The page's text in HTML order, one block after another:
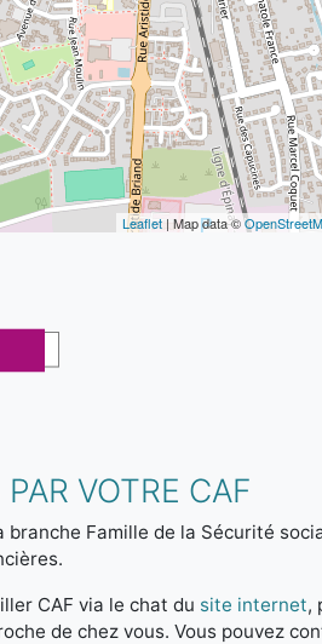
Leaflet | Map data ©
VOTRE CAF
branche Famille de la Sécurité
CAF via le chat du site internet,
de chez vous. Vous pouvez